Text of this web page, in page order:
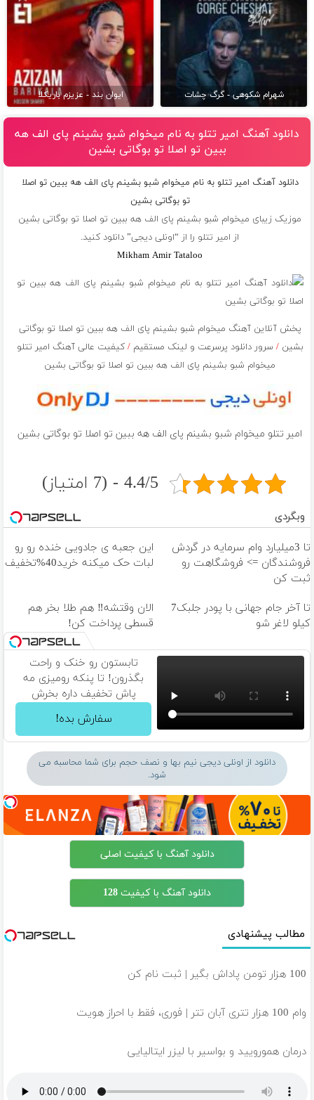
شهرام شکوهی - گرگ چشات ایوان بند - عزیزم باریکلا
دانلود آهنگ امیر تتلو به نام میخوام شبو بشینم پای الف هه
ببین تو اصلا تو بوگاتی بشین
دانلود آهنگ امیر تتلو به نام میخوام شبو بشینم پای الف هه ببین تو اصلا
تو بوگاتی بشین
موزیک زیبای میخوام شبو بشینم پای الف هه ببین تو اصلا تو بوگاتی بشین
از امیر تتلو را از “اونلی دیجی” دانلود کنید.
Mikham Amir Tataloo
پخش آنلاین آهنگ میخوام شبو بشینم پای الف هه ببین تو اصلا تو بوگاتی
بشین/ سرور دانلود پرسرعت و لینک مستقیم/ کیفیت عالی آهنگ امیر تتلو
میخوام شبو بشینم پای الف هه ببین تو اصلا تو بوگاتی بشین
امیر تتلو میخوام شبو بشینم پای الف هه ببین تو اصلا تو بوگاتی بشین
4.4/5 - (7 امتیاز)
وبگردی
تا 3میلیارد وام سرمایه در گردش
فروشندگان => فروشگاهت رو
ثبت کن
این جعبه ی جادویی خنده رو رو
لبات حک میکنه خرید40%تخفیف
تا آخر جام جهانی با پودر جلبک7
کیلو لاغر شو
الان وقتشه‼️ هم طلا بخر هم
قسطی پرداخت کن!
تابستون رو خنک و راحت
بگذرون! تا پنکه رومیزی مه
پاش تخفیف داره بخرش
سفارش بده!
دانلود از اونلی دیجی نیم بها و نصف حجم برای شما محاسبه می
شود.
دانلود آهنگ با کیفیت اصلی
دانلود آهنگ با کیفیت 128
مطالب پیشنهادی
100 هزار تومن پاداش بگیر | ثبت نام کن
وام 100 هزار تتری آبان تتر | فوری، فقط با احراز هویت
درمان همورویید و بواسیر با لیزر ایتالیایی